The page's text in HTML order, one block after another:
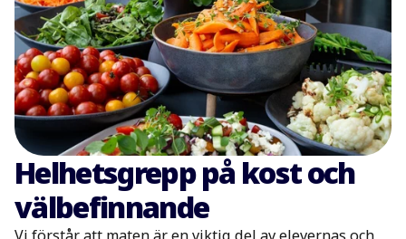
Helhetsgrepp på kost och
välbefinnande